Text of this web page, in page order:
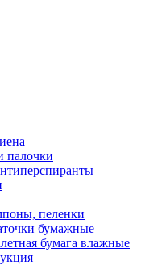
палочки
пеленки
бумажные
бумага влажные